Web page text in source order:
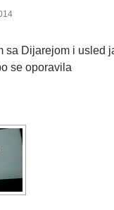
sa Dijarejom i
se oporavila